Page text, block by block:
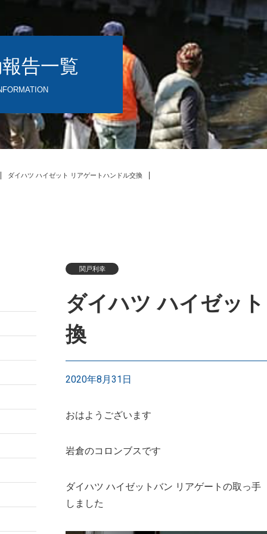
告一覧
ダイハツ ハイゼット リアゲートハンドル交換
関戸利幸
ダイハツ ハイゼッ
換
2020年8月31日
おはようございます
岩倉のコロンブスです
ダイハツ ハイゼットバン リアゲートの取っ
しました